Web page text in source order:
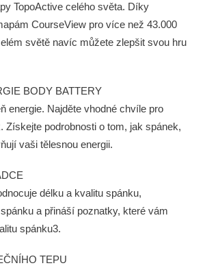
TopoActive celého světa. Díky
CourseView pro více než 43.000
světě navíc můžete zlepšit svou hru
BODY BATTERY
energie. Najděte vhodné chvíle pro
Získejte podrobnosti o tom, jak spánek,
vaši tělesnou energii.
délku a kvalitu spánku,
a přináší poznatky, které vám
spánku3.
TEPU